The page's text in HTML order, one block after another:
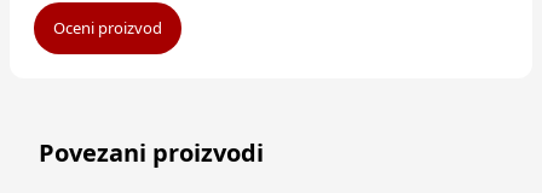
Oceni proizvod
Povezani proizvodi